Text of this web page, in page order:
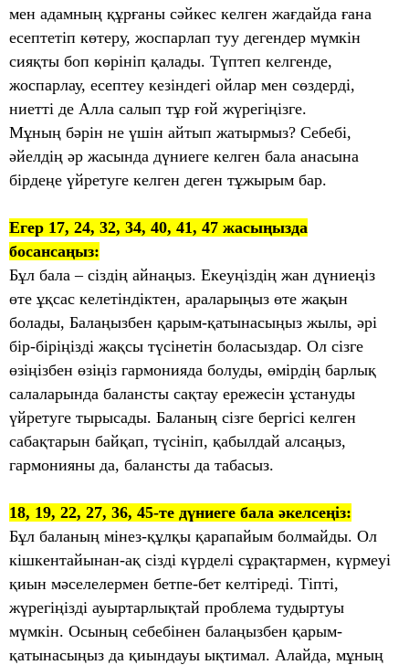
мен адамның құрғаны сәйкес келген жағдайда ғана
есептетіп көтеру, жоспарлап туу дегендер мүмкін
сияқты боп көрініп қалады. Түптеп келгенде,
жоспарлау, есептеу кезіндегі ойлар мен сөздерді,
ниетті де Алла салып тұр ғой жүрегіңізге.
Мұның бәрін не үшін айтып жатырмыз? Себебі,
әйелдің әр жасында дүниеге келген бала анасына
бірдеңе үйретуге келген деген тұжырым бар.
Егер 17, 24, 32, 34, 40, 41, 47 жасыңызда
босансаңыз:
Бұл бала – сіздің айнаңыз. Екеуңіздің жан дүниеңіз
өте ұқсас келетіндіктен, араларыңыз өте жақын
болады, Балаңызбен қарым-қатынасыңыз жылы, әрі
бір-біріңізді жақсы түсінетін боласыздар. Ол сізге
өзіңізбен өзіңіз гармонияда болуды, өмірдің барлық
салаларында балансты сақтау ережесін ұстануды
үйретуге тырысады. Баланың сізге бергісі келген
сабақтарын байқап, түсініп, қабылдай алсаңыз,
гармонияны да, балансты да табасыз.
18, 19, 22, 27, 36, 45-те дүниеге бала әкелсеңіз:
Бұл баланың мінез-құлқы қарапайым болмайды. Ол
кішкентайынан-ақ сізді күрделі сұрақтармен, күрмеуі
қиын мәселелермен бетпе-бет келтіреді. Тіпті,
жүрегіңізді ауыртарлықтай проблема тудыртуы
мүмкін. Осының себебінен балаңызбен қарым-
қатынасыңыз да қиындауы ықтимал. Алайда, мұның